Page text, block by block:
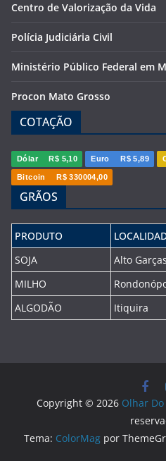
Centro de Valorização da Vida
Polícia Judiciária Civil
Ministério Público Federal em
Procon Mato Grosso
COTAÇÃO
Dólar R$ 5,10 Euro R$ 5,89
Bitcoin R$ 330004,00
GRÃOS
PRODUTO
SOJA
Alto Garças
MILHO
ALGODÃO
Itiquira
Copyright © 2026 Olhar
Tema: ColorMag por